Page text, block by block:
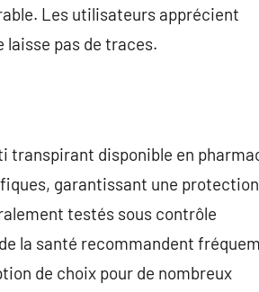
Les utilisateurs apprécient
pas de traces.
transpirant disponible en
garantissant une protection
testés sous contrôle
la santé recommandent
de choix pour de nombreux